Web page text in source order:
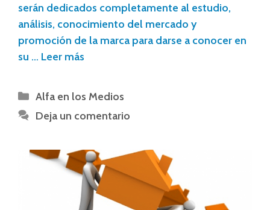
serán dedicados completamente al estudio,
análisis, conocimiento del mercado y
promoción de la marca para darse a conocer en
su … Leer más
Alfa en los Medios
Deja un comentario